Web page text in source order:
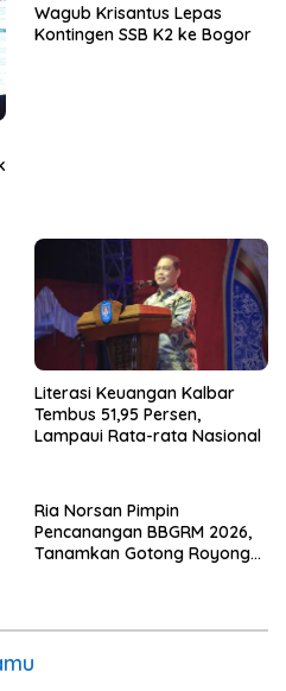
Wagub Krisantus Lepas
Kontingen SSB K2 ke Bogor
Literasi Keuangan Kalbar
Tembus 51,95 Persen,
Lampaui Rata-rata Nasional
Ria Norsan Pimpin
Pencanangan BBGRM 2026,
Tanamkan Gotong Royong